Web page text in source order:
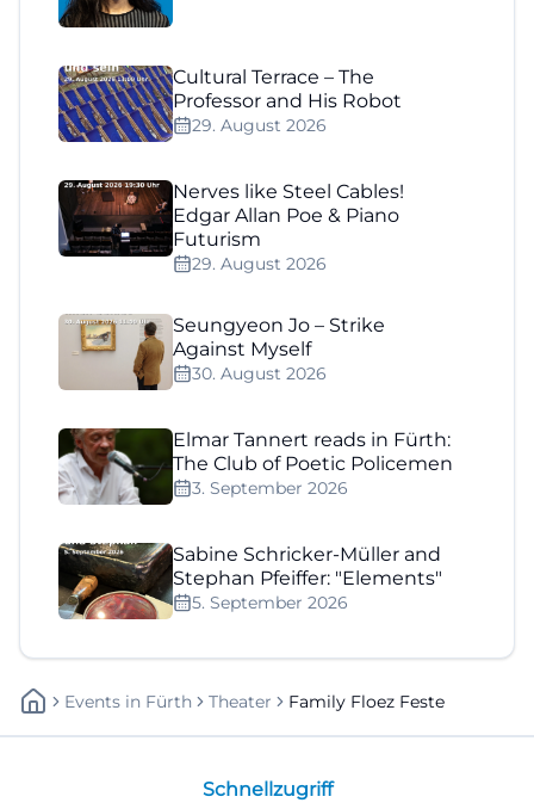
Cultural Terrace – The
Professor and His Robot
29. August 2026
Nerves like Steel Cables!
Edgar Allan Poe & Piano
Futurism
29. August 2026
Seungyeon Jo – Strike
Against Myself
30. August 2026
Elmar Tannert reads in Fürth:
The Club of Poetic Policemen
3. September 2026
Sabine Schricker-Müller and
Stephan Pfeiffer: "Elements"
5. September 2026
Events In Fürth Theater Family Floez Feste
Schnellzugriff